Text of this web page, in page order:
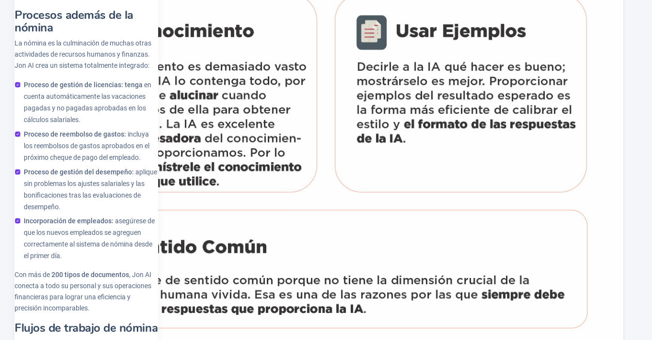
Procesos además de la
nómina
La nómina es la culminación de muchas otras
actividades de recursos humanos y finanzas.
Jon AI crea un sistema totalmente integrado:
Proceso de gestión de licencias: tenga en
cuenta automáticamente las vacaciones
pagadas y no pagadas aprobadas en los
cálculos salariales.
Proceso de reembolso de gastos: incluya
los reembolsos de gastos aprobados en el
próximo cheque de pago del empleado.
Proceso de gestión del desempeño: aplique
sin problemas los ajustes salariales y las
bonificaciones tras las evaluaciones de
desempeño.
Incorporación de empleados: asegúrese de
que los nuevos empleados se agreguen
correctamente al sistema de nómina desde
el primer día.
Con más de200 tipos de documentos, Jon AI
conecta a todo su personal y sus operaciones
financieras para lograr una eficiencia y
precisión incomparables.
Flujos de trabajo de nómina